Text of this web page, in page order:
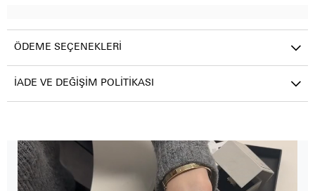
ÖDEME SEÇENEKLERI
İADE VE DEĞIŞIM POLITIKASI